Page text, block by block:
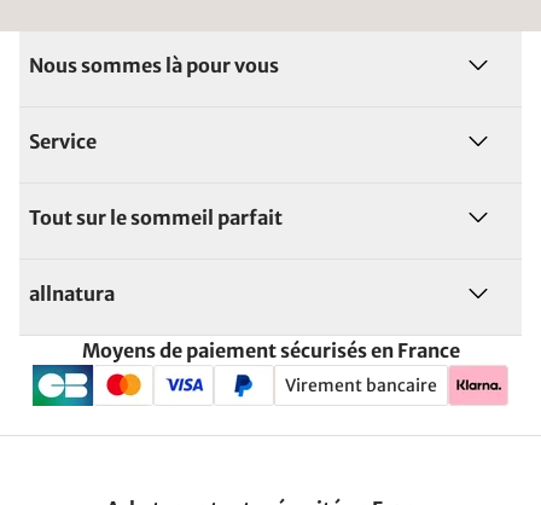
Nous sommes là pour vous
Service
Tout sur le sommeil parfait
allnatura
Moyens de paiement sécurisés en France
Virement bancaire